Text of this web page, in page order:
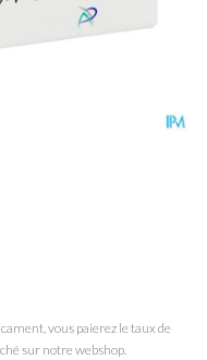
vous paierez le taux de
sur notre webshop.